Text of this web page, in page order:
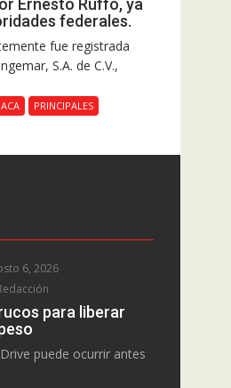
Ernesto Ruffo, ya
federales.
fue registrada
S.A. de C.V.,
PRINCIPALES
6, 2026
para liberar
puede ocurrir antes